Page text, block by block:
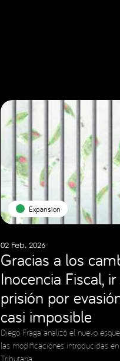
Expansion
02 Feb. 2026
Gracias a los
Inocencia Fiscal,
prisión por
casi imposible
Diego Fraga analizó el nuevo
las modificaciones introducidas
Tributaria